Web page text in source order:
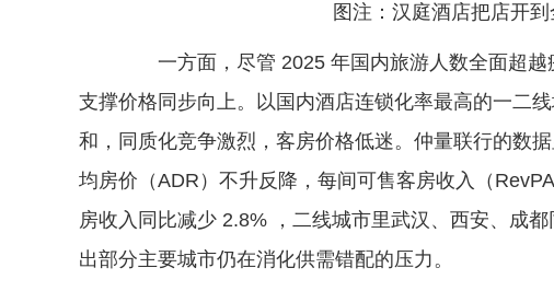
图注：汉庭酒店把店开
一方面，尽管 2025 年国内旅游人数全面超越
支撑价格同步向上。以国内酒店连锁化率最高的一二
和，同质化竞争激烈，客房价格低迷。仲量联行的数
均房价（ADR）不升反降，每间可售客房收入（
房收入同比减少 2.8% ，二线城市里武汉、西安、成
出部分主要城市仍在消化供需错配的压力。